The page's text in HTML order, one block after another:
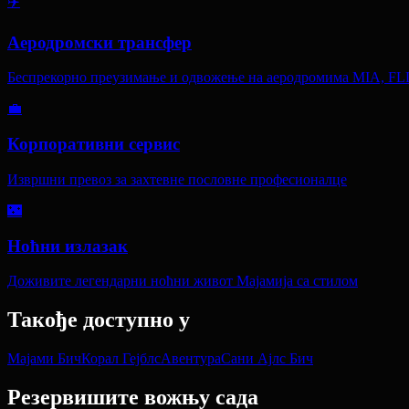
Аеродромски трансфер
Беспрекорно преузимање и одвожење на аеродромима MIA,
💼
Корпоративни сервис
Извршни превоз за захтевне пословне професионалце
🌃
Ноћни излазак
Доживите легендарни ноћни живот Мајамија са стилом
Такође доступно у
Мајами БичКорал ГејблсАвентураСани Ајлс Бич
Резервишите вожњу сада